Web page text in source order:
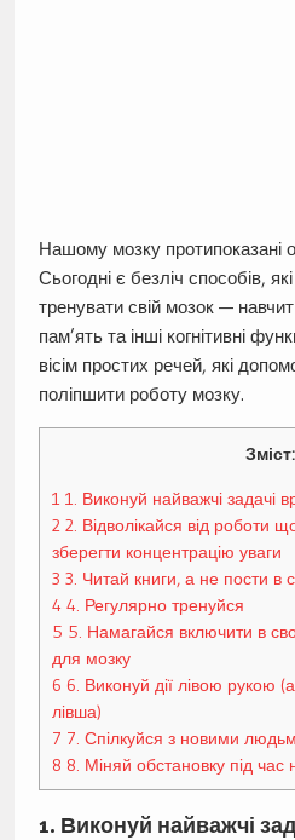
Нашому мозку протипоказані
Сьогодні є безліч способів,
тренувати свій мозок —
пам’ять та інші когнітивні
вісім простих речей, які
поліпшити роботу мозку.
Зміст:
1 1. Виконуй найважчі задачі
2 2. Відволікайся від роботи
зберегти концентрацію уваги
3 3. Читай книги, а не пости в
4 4. Регулярно тренуйся
5 5. Намагайся включити в
для мозку
6 6. Виконуй дії лівою рукою
лівша)
7 7. Спілкуйся з новими
8 8. Міняй обстановку під час
1. Виконуй найважчі